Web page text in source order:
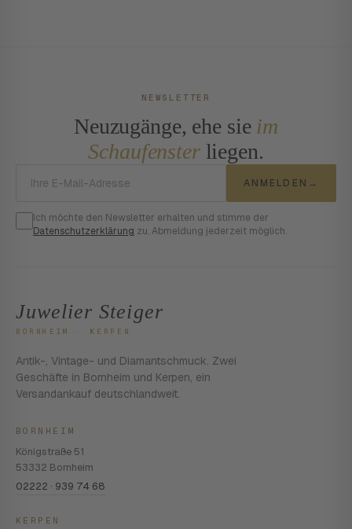
NEWSLETTER
Neuzugänge, ehe sie im
Schaufensterliegen.
ANMELDEN →
Ich möchte den Newsletter erhalten und stimme der
Datenschutzerklärung zu. Abmeldung jederzeit möglich.
Juwelier Steiger
BORNHEIM · KERPEN
Antik-, Vintage- und Diamantschmuck. Zwei
Geschäfte in Bornheim und Kerpen, ein
Versandankauf deutschlandweit.
BORNHEIM
Königstraße 51
53332 Bornheim
02222 · 939 74 68
KERPEN